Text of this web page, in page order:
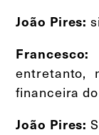
João Pires:
Francesco:
entretanto,
financeira
João Pires: